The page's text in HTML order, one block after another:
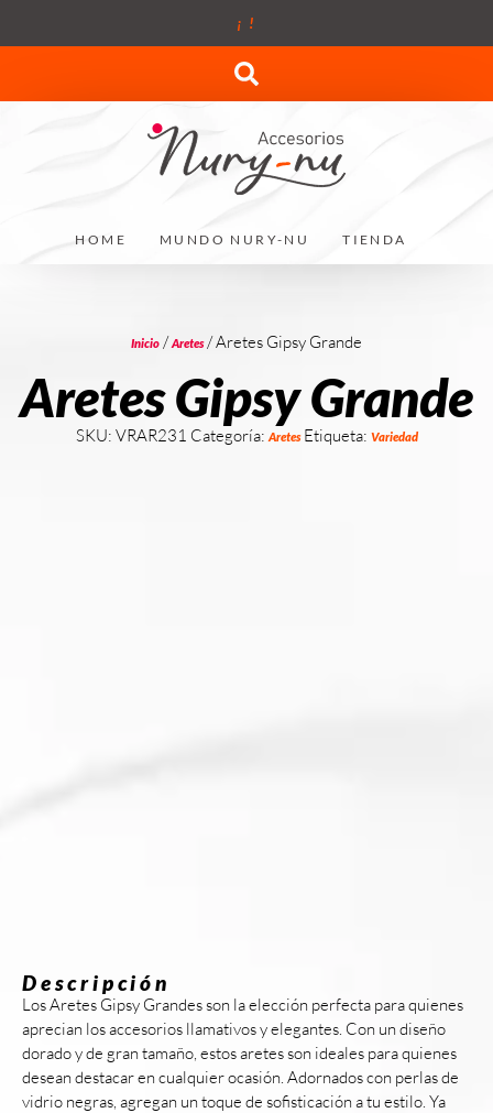
¡ !
HOME MUNDO NURY-NU TIENDA
Inicio /Aretes/ Aretes Gipsy Grande
Aretes Gipsy Grande
SKU: VRAR231 Categoría:Aretes Etiqueta: Variedad
Descripción
Los Aretes Gipsy Grandes son la elección perfecta para quienes
aprecian los accesorios llamativos y elegantes. Con un diseño
dorado y de gran tamaño, estos aretes son ideales para quienes
desean destacar en cualquier ocasión. Adornados con perlas de
vidrio negras, agregan un toque de sofisticación a tu estilo. Ya